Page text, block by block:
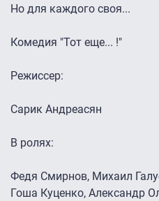
Но для каждого своя...
Комедия "Тот еще... !"
Режиссер:
Сарик Андреасян
В ролях:
Федя Смирнов, Михаил
Гоша Куценко, Александр